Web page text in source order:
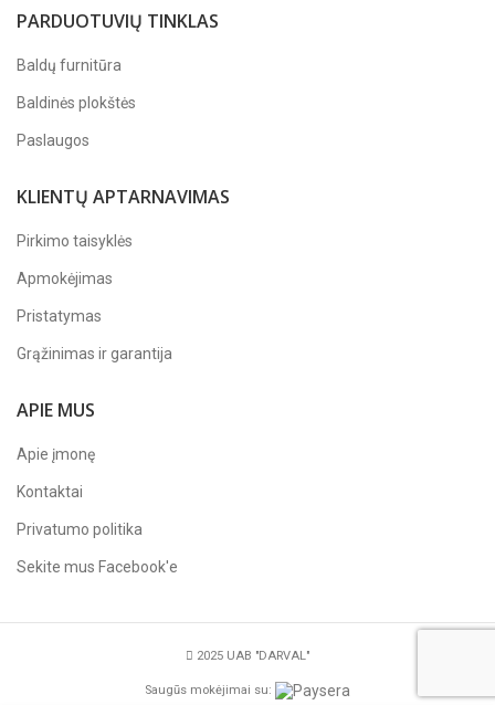
PARDUOTUVIŲ TINKLAS
Baldų furnitūra
Baldinės plokštės
Paslaugos
KLIENTŲ APTARNAVIMAS
Pirkimo taisyklės
Apmokėjimas
Pristatymas
Grąžinimas ir garantija
APIE MUS
Apie įmonę
Kontaktai
Privatumo politika
Sekite mus Facebook'e
2025 UAB "DARVAL"
Saugūs mokėjimai su: